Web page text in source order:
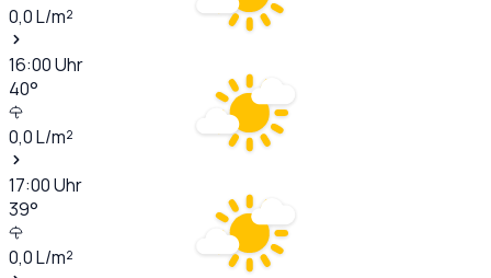
0,0L/m²
16:00Uhr
40°
0,0L/m²
17:00Uhr
39°
0,0L/m²